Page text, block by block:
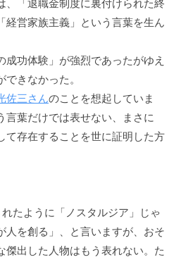
、「退職金制度に裏付けられた終
経営家族主義」という言葉を生ん
成功体験」が強烈であったがゆえ
きなかった。
佐三さんのことを想起していま
言葉だけでは表せない、まさに
て存在することを世に証明した方
たように「ノスタルジア」じゃ
人を創る」、と言いますが、おそ
傑出した人物はもう表れない。た